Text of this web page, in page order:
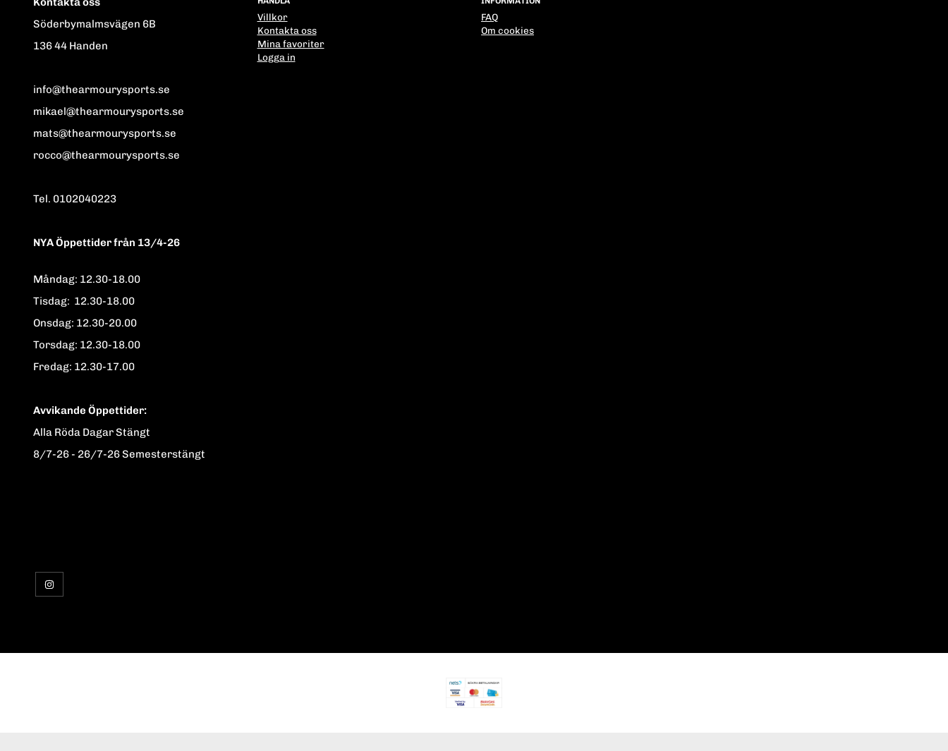
Söderbymalmsvägen 6B
136 44 Handen
info@thearmourysports.se
mikael@thearmourysports.se
mats@thearmourysports.se
rocco@thearmourysports.se
Tel. 0102040223
NYA Öppettider från 13/4-26
Måndag: 12.30-18.00
Tisdag: 12.30-18.00
Onsdag: 12.30-20.00
Torsdag: 12.30-18.00
Fredag: 12.30-17.00
Avvikande Öppettider:
Alla Röda Dagar Stängt
8/7-26 - 26/7-26 Semesterstängt
Villkor
Kontakta oss
Mina favoriter
Logga in
FAQ
Om cookies